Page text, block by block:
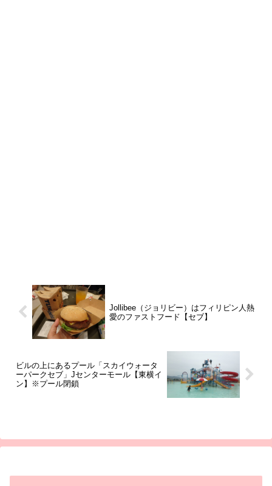
Jollibee（ジョリビー）はフィリピン人熱
愛のファストフード【セブ】
ビルの上にあるプール「スカイウォータ
ーパークセブ」Jセンターモール【東横イ
ン】※プール閉鎖